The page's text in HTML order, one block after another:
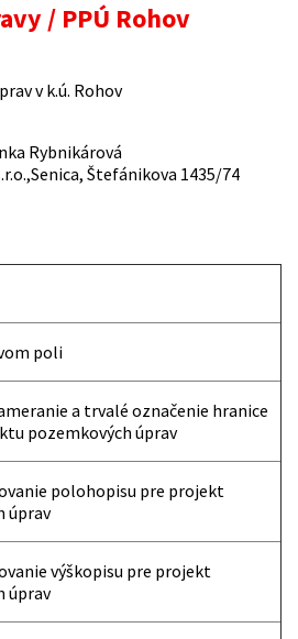
/ PPÚ Rohov
v k.ú. Rohov
Rybnikárová
Štefánikova 1435/74
poli
a trvalé označenie hranice
pozemkových úprav
polohopisu pre projekt
úprav
výškopisu pre projekt
úprav